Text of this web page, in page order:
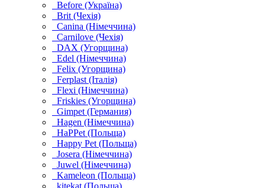
Before (Україна)
Brit (Чехія)
Canina (Німеччина)
Carnilove (Чехія)
DAX (Угорщина)
Edel (Німеччина)
Felix (Угорщина)
Ferplast (Італія)
Flexi (Німеччина)
Friskies (Угорщина)
Gimpet (Германия)
Hagen (Німеччина)
HaPPet (Польща)
Happy Pet (Польща)
Josera (Німеччина)
Juwel (Німеччина)
Kameleon (Польща)
kitekat (Польща)